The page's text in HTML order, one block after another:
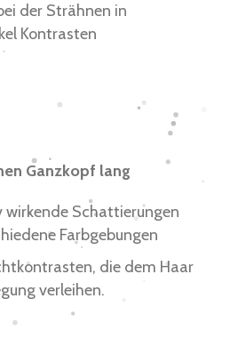
der Strähnen in
Kontrasten
Ganzkopf lang
Schattierungen
Farbgebungen
die dem Haar
verleihen.